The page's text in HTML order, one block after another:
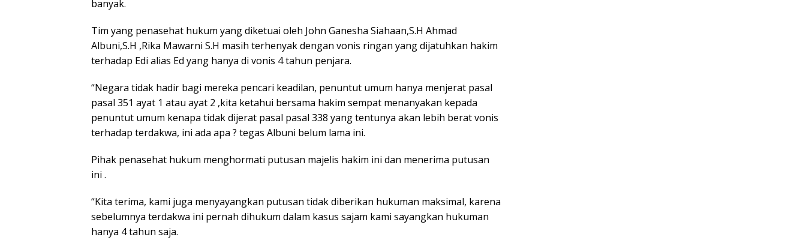
banyak.
Tim yang penasehat hukum yang diketuai oleh John Ganesha Siahaan,S.H Ahmad
Albuni,S.H ,Rika Mawarni S.H masih terhenyak dengan vonis ringan yang dijatuhkan hakim
terhadap Edi alias Ed yang hanya di vonis 4 tahun penjara.
“Negara tidak hadir bagi mereka pencari keadilan, penuntut umum hanya menjerat pasal
pasal 351 ayat 1 atau ayat 2 ,kita ketahui bersama hakim sempat menanyakan kepada
penuntut umum kenapa tidak dijerat pasal pasal 338 yang tentunya akan lebih berat vonis
terhadap terdakwa, ini ada apa ? tegas Albuni belum lama ini.
Pihak penasehat hukum menghormati putusan majelis hakim ini dan menerima putusan
ini .
“Kita terima, kami juga menyayangkan putusan tidak diberikan hukuman maksimal, karena
sebelumnya terdakwa ini pernah dihukum dalam kasus sajam kami sayangkan hukuman
hanya 4 tahun saja.